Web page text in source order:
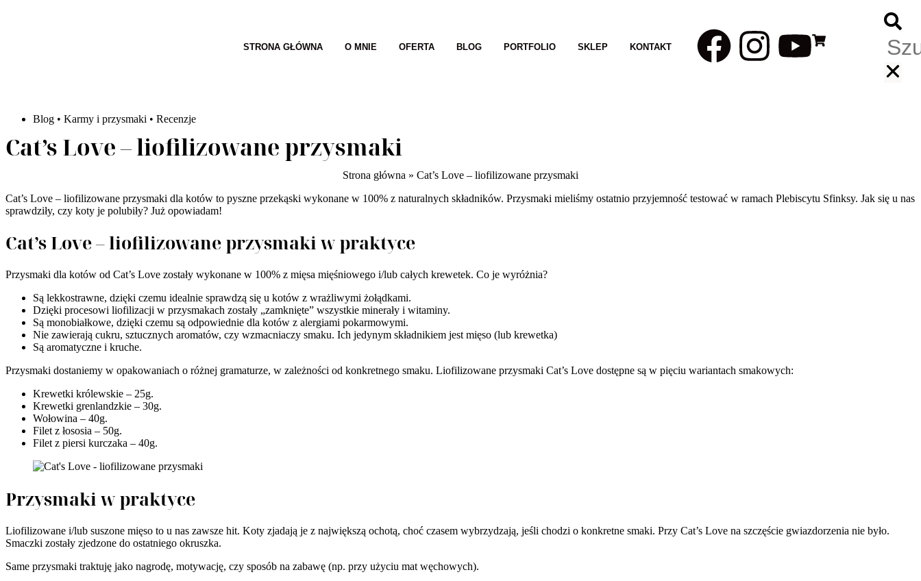
STRONA GŁÓWNA O MNIE OFERTA BLOG PORTFOLIO SKLEP KONTAKT
Blog • Karmy i przysmaki • Recenzje
Cat’s Love – liofilizowane przysmaki
Strona główna » Cat’s Love – liofilizowane przysmaki
Cat’s Love – liofilizowane przysmaki dla kotów to pyszne przekąski wykonane w 100% z naturalnych składników. Przysmaki mieliśmy ostatnio przyjemność testować w ramach Plebiscytu Sfinksy. Jak się u nas
sprawdziły, czy koty je polubiły? Już opowiadam!
Cat’s Love – liofilizowane przysmaki w praktyce
Przysmaki dla kotów od Cat’s Love zostały wykonane w 100% z mięsa mięśniowego i/lub całych krewetek. Co je wyróżnia?
Są lekkostrawne, dzięki czemu idealnie sprawdzą się u kotów z wrażliwymi żołądkami.
Dzięki procesowi liofilizacji w przysmakach zostały „zamknięte” wszystkie minerały i witaminy.
Są monobiałkowe, dzięki czemu są odpowiednie dla kotów z alergiami pokarmowymi.
Nie zawierają cukru, sztucznych aromatów, czy wzmacniaczy smaku. Ich jedynym składnikiem jest mięso (lub krewetka)
Są aromatyczne i kruche.
Przysmaki dostaniemy w opakowaniach o różnej gramaturze, w zależności od konkretnego smaku. Liofilizowane przysmaki Cat’s Love dostępne są w pięciu wariantach smakowych:
Krewetki królewskie – 25g.
Krewetki grenlandzkie – 30g.
Wołowina – 40g.
Filet z łososia – 50g.
Filet z piersi kurczaka – 40g.
Przysmaki w praktyce
Liofilizowane i/lub suszone mięso to u nas zawsze hit. Koty zjadają je z największą ochotą, choć czasem wybrzydzają, jeśli chodzi o konkretne smaki. Przy Cat’s Love na szczęście gwiazdorzenia nie było.
Smaczki zostały zjedzone do ostatniego okruszka.
Same przysmaki traktuję jako nagrodę, motywację, czy sposób na zabawę (np. przy użyciu mat węchowych).